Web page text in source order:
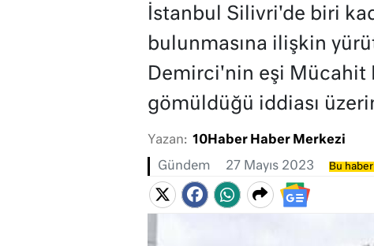
İstanbul Silivri'de biri
bulunmasına ilişkin
Demirci'nin eşi Mücahit
gömüldüğü iddiası
Yazan: 10Haber Haber Merkezi
Gündem 27 Mayıs 2023 Bu haber